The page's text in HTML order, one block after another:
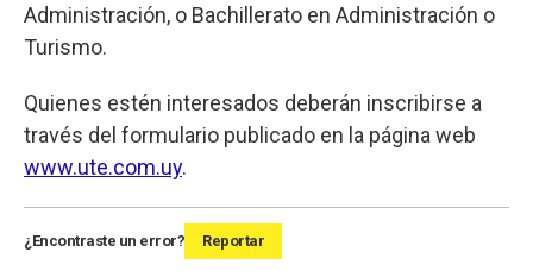
Administración, o Bachillerato en Administración o
Turismo.
Quienes estén interesados deberán inscribirse a
través del formulario publicado en la página web
www.ute.com.uy.
¿Encontraste un error? Reportar